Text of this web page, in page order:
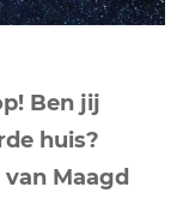
Ben jij
huis?
Maagd